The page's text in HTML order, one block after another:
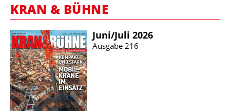
KRAN & BÜHNE
Juni/​Juli 2026
Ausgabe 216